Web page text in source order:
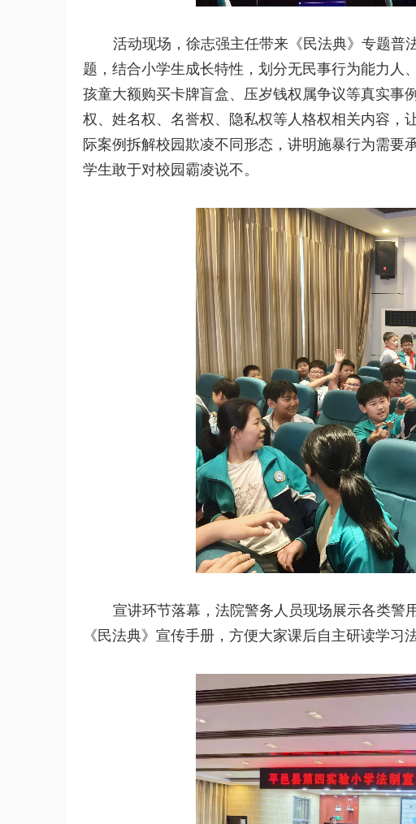
活动现场，徐志强主任带来《民法典》专题
题，结合小学生成长特性，划分无民事行为能力人
孩童大额购买卡牌盲盒、压岁钱权属争议等真实事
权、姓名权、名誉权、隐私权等人格权相关内容，
际案例拆解校园欺凌不同形态，讲明施暴行为需
学生敢于对校园霸凌说不。
宣讲环节落幕，法院警务人员现场展示各类警
《民法典》宣传手册，方便大家课后自主研读学习